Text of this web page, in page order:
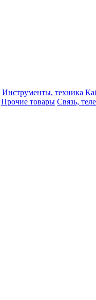
Инструменты, техника
Прочие товары Связь,